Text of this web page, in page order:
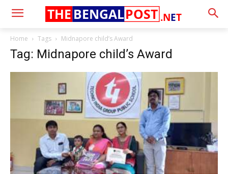
.NET
THE BENGALPOST
Home Tags Midnapore child’s Award
Tag: Midnapore child’s Award